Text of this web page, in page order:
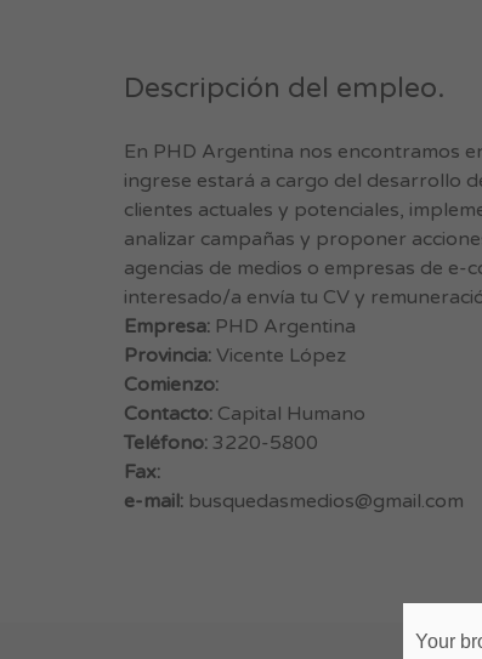
Descripción del empleo.
En PHD Argentina nos encontramos
ingrese estará a cargo del desarrollo
clientes actuales y potenciales,
analizar campañas y proponer
agencias de medios o empresas de
interesado/a envía tu CV y
Empresa: PHD Argentina
Provincia: Vicente López
Comienzo:
Contacto: Capital Humano
Teléfono: 3220-5800
Fax:
e-mail: busquedasmedios@gmail.com
Your